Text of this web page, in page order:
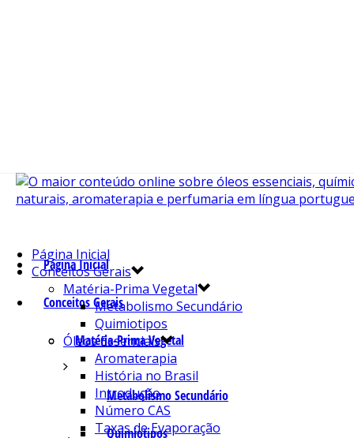
Página Inicial
Conceitos Gerais
Matéria-Prima Vegetal
Metabolismo Secundário
Quimiotipos
Página Inicial
Conceitos Gerais
Matéria-Prima Vegetal
Metabolismo Secundário
Quimiotipos
Óleos Essenciais
Aromaterapia
História no Brasil
Introdução
Número CAS
Taxas de Evaporação